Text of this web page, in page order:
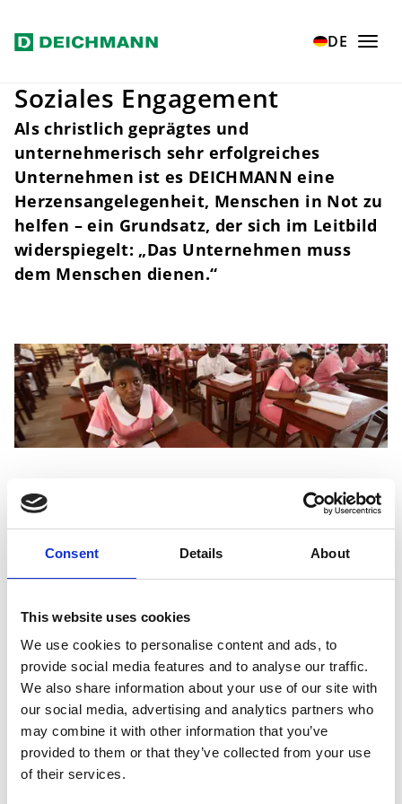
Consent Details About
This website uses cookies
We use cookies to personalise content and ads, to
provide social media features and to analyse our traffic.
We also share information about your use of our site with
our social media, advertising and analytics partners who
may combine it with other information that you’ve
provided to them or that they’ve collected from your use
of their services.
Zum Hauptinhalt springen DE
Home Verantwortung
Soziales Engagement
Als christlich geprägtes und
unternehmerisch sehr erfolgreiches
Unternehmen ist es DEICHMANN eine
Herzensangelegenheit, Menschen in Not zu
helfen – ein Grundsatz, der sich im Leitbild
widerspiegelt: „Das Unternehmen muss
dem Menschen dienen.“
Im Laufe der Jahrzehnte hat DEICHMANN nicht
wortundtatsowie die
„DEICHMANN bewegt“. Sie alle machen
sichtbar, was uns tagtäglich antreibt: das
Leben von Kundinnen und Kunden,
Mitarbeitenden und Menschen in Not positiv
zu verändern.
Das Unternehmen muss dem Menschen